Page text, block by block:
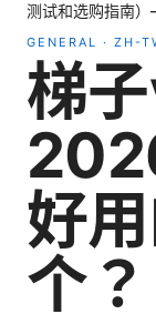
测试和选购指南
GENERAL · ZH-
梯
好
个